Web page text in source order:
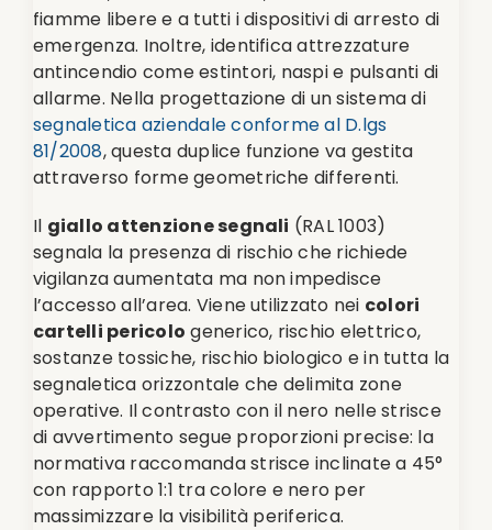
fiamme libere e a tutti i dispositivi di arresto di
emergenza. Inoltre, identifica attrezzature
antincendio come estintori, naspi e pulsanti di
allarme. Nella progettazione di un sistema di
segnaletica aziendale conforme al D.lgs
81/2008, questa duplice funzione va gestita
attraverso forme geometriche differenti.
Il giallo attenzione segnali (RAL 1003)
segnala la presenza di rischio che richiede
vigilanza aumentata ma non impedisce
l’accesso all’area. Viene utilizzato nei colori
cartelli pericolo generico, rischio elettrico,
sostanze tossiche, rischio biologico e in tutta la
segnaletica orizzontale che delimita zone
operative. Il contrasto con il nero nelle strisce
di avvertimento segue proporzioni precise: la
normativa raccomanda strisce inclinate a 45°
con rapporto 1:1 tra colore e nero per
massimizzare la visibilità periferica.